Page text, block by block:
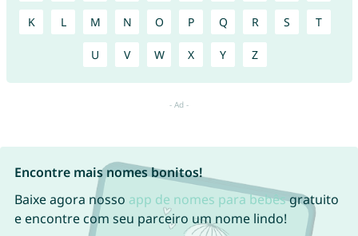
K L M N O P Q R S T
U V W X Y Z
Encontre mais nomes bonitos!
Baixe agora nosso app de nomes para bebêsgratuito
e encontre com seu parceiro um nome lindo!